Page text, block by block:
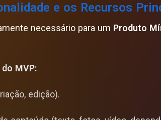
e os Recursos
necessário para um Produto
MVP:
edição).